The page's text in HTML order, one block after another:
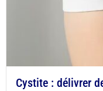
Cystite : délivrer